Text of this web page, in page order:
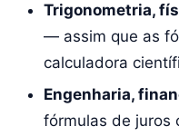
Trigonometria,
— assim que as
calculadora
Engenharia,
fórmulas de juros